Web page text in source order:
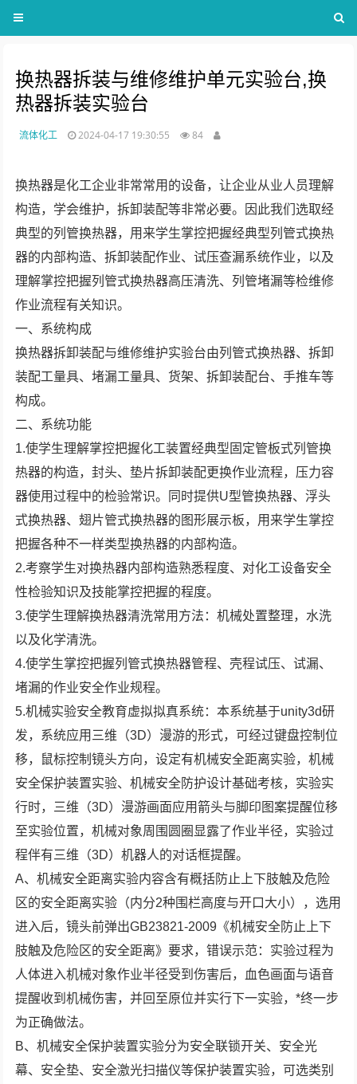
换热器拆装与维修维护单元实验台,换
热器拆装实验台
流体化工 2024-04-17 19:30:55 84
换热器是化工企业非常常用的设备，让企业从业人员理解
构造，学会维护，拆卸装配等非常必要。因此我们选取经
典型的列管换热器，用来学生掌控把握经典型列管式换热
器的内部构造、拆卸装配作业、试压查漏系统作业，以及
理解掌控把握列管式换热器高压清洗、列管堵漏等检维修
作业流程有关知识。
一、系统构成
换热器拆卸装配与维修维护实验台由列管式换热器、拆卸
装配工量具、堵漏工量具、货架、拆卸装配台、手推车等
构成。
二、系统功能
1.使学生理解掌控把握化工装置经典型固定管板式列管换
热器的构造，封头、垫片拆卸装配更换作业流程，压力容
器使用过程中的检验常识。同时提供U型管换热器、浮头
式换热器、翅片管式换热器的图形展示板，用来学生掌控
把握各种不一样类型换热器的内部构造。
2.考察学生对换热器内部构造熟悉程度、对化工设备安全
性检验知识及技能掌控把握的程度。
3.使学生理解换热器清洗常用方法：机械处置整理，水洗
以及化学清洗。
4.使学生掌控把握列管式换热器管程、壳程试压、试漏、
堵漏的作业安全作业规程。
5.机械实验安全教育虚拟拟真系统：本系统基于unity3d研
发，系统应用三维（3D）漫游的形式，可经过键盘控制位
移，鼠标控制镜头方向，设定有机械安全距离实验，机械
安全保护装置实验、机械安全防护设计基础考核，实验实
行时，三维（3D）漫游画面应用箭头与脚印图案提醒位移
至实验位置，机械对象周围圆圈显露了作业半径，实验过
程伴有三维（3D）机器人的对话框提醒。
A、机械安全距离实验内容含有概括防止上下肢触及危险
区的安全距离实验（内分2种围栏高度与开口大小），选用
进入后，镜头前弹出GB23821-2009《机械安全防止上下
肢触及危险区的安全距离》要求，错误示范：实验过程为
人体进入机械对象作业半径受到伤害后，血色画面与语音
提醒收到机械伤害，并回至原位并实行下一实验，*终一步
为正确做法。
B、机械安全保护装置实验分为安全联锁开关、安全光
幕、安全垫、安全激光扫描仪等保护装置实验，可选类别